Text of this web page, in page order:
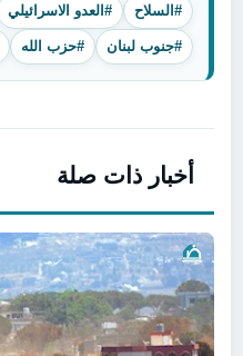
#السلاح #العدو الاسرائيلي
#جنوب لبنان #حزب الله
أخبار ذات صلة